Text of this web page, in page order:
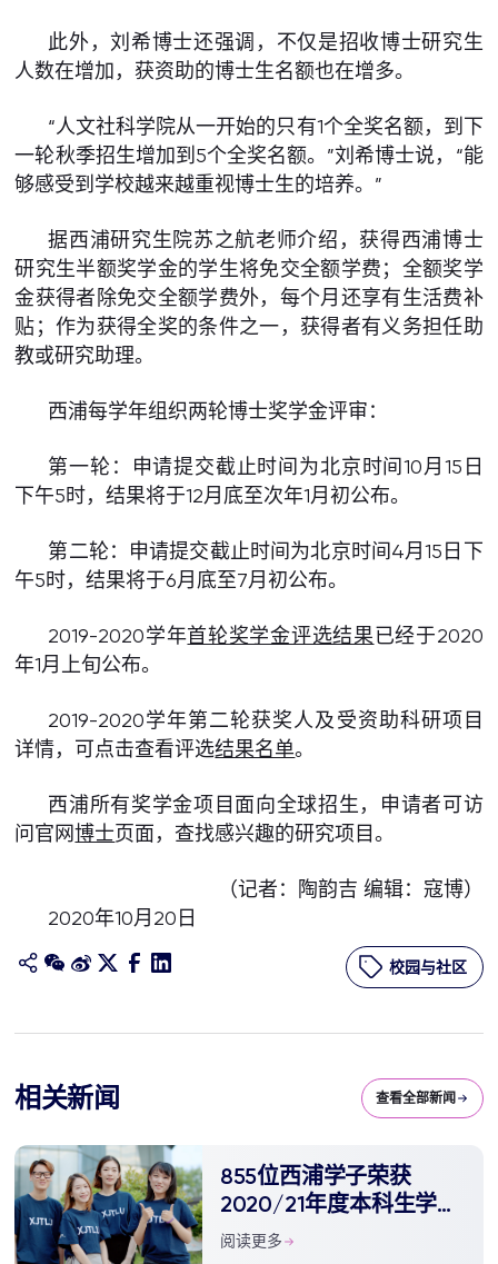
此外，刘希博士还强调，不仅是招收博士研究生
人数在增加，获资助的博士生名额也在增多。
“人文社科学院从一开始的只有1个全奖名额，到下
一轮秋季招生增加到5个全奖名额。”刘希博士说，“能
够感受到学校越来越重视博士生的培养。”
据西浦研究生院苏之航老师介绍，获得西浦博士
研究生半额奖学金的学生将免交全额学费；全额奖学
金获得者除免交全额学费外，每个月还享有生活费补
贴；作为获得全奖的条件之一，获得者有义务担任助
教或研究助理。
西浦每学年组织两轮博士奖学金评审：
第一轮：申请提交截止时间为北京时间10月15日
下午5时，结果将于12月底至次年1月初公布。
第二轮：申请提交截止时间为北京时间4月15日下
午5时，结果将于6月底至7月初公布。
2019-2020学年首轮奖学金评选结果已经于2020
年1月上旬公布。
2019-2020学年第二轮获奖人及受资助科研项目
详情，可点击查看评选结果名单。
西浦所有奖学金项目面向全球招生，申请者可访
问官网博士页面，查找感兴趣的研究项目。
（记者：陶韵吉 编辑：寇博）
2020年10月20日
校园与社区
相关新闻 查看全部新闻
855位西浦学子荣获
2020/21年度本科生学术
奖学金
阅读更多